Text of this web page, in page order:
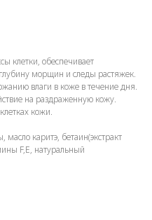
клетки, обеспечивает
морщин и следы растяжек.
влаги в коже в течение дня.
на раздраженную кожу.
кожи.
масло каритэ, бетаин(экстракт
F,Е, натуральный